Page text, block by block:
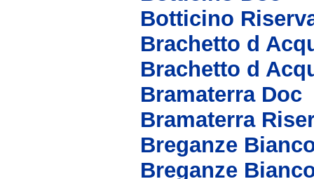
Botticino
Brachetto d
Brachetto d
Bramaterra Doc
Bramaterra
Breganze
Breganze